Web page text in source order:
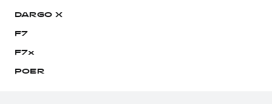
DARGO Х
F7
F7x
POER